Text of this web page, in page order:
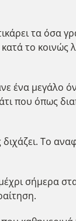
τα όσα
το κοινώς
ένα μεγάλο
που όπως
Το
σήμερα